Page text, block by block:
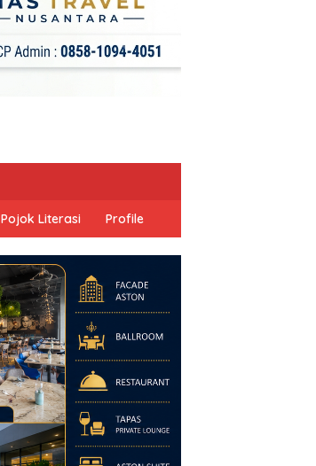
Pojok Literasi Profile